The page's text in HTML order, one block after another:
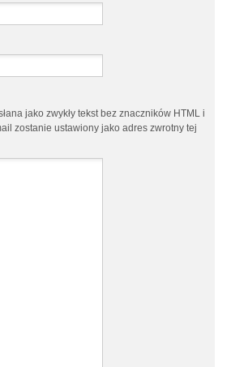
jako zwykły tekst bez znaczników HTML i
zostanie ustawiony jako adres zwrotny tej